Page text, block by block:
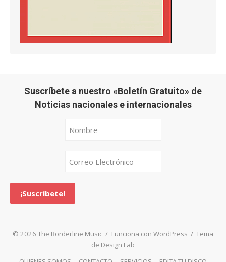
Suscríbete a nuestro «Boletín Gratuito» de
Noticias nacionales e internacionales
© 2026 The Borderline Music / Funciona con WordPress / Tema
de Design Lab